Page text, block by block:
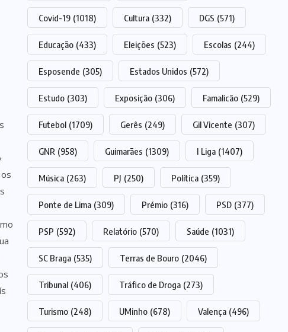
Covid-19 (1018) Cultura (332) DGS (571)
Educação (433) Eleições (523) Escolas (244)
Esposende (305) Estados Unidos (572)
Estudo (303) Exposição (306) Famalicão (529)
Futebol (1709) Gerês (249) Gil Vicente (307)
GNR (958) Guimarães (1309) I Liga (1407)
Música (263) PJ (250) Política (359)
Ponte de Lima (309) Prémio (316) PSD (377)
PSP (592) Relatório (570) Saúde (1031)
SC Braga (535) Terras de Bouro (2046)
Tribunal (406) Tráfico de Droga (273)
Turismo (248) UMinho (678) Valença (496)